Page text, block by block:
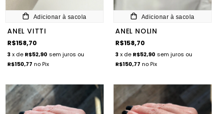
Adicionar à sacola
ANEL VITTI
R$158,70
3 x de R$52,90 sem juros ou
R$150,77 no Pix
Adicionar à sacola
ANEL NOLIN
R$158,70
3 x de R$52,90 sem juros ou
R$150,77 no Pix